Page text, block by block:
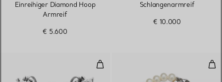
Einreihiger Diamond Hoop
Armreif
€ 5.600
Schlangenarmreif
€ 10.000
Olive Leaf Armreif